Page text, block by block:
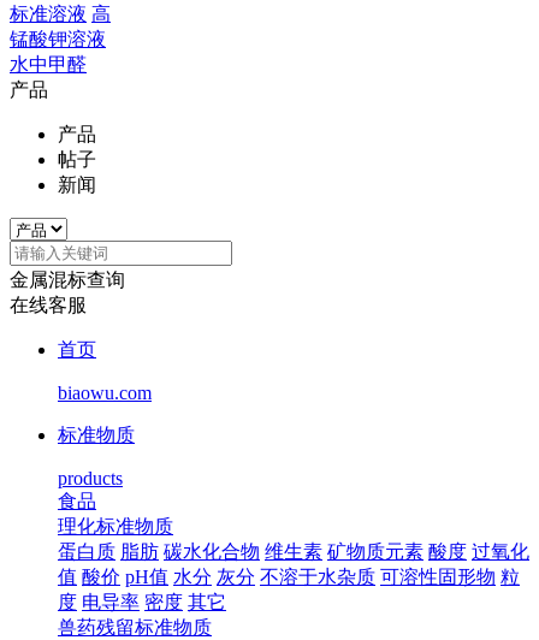
标准溶液 高
锰酸钾溶液
水中甲醛
产品
产品
帖子
新闻
金属混标查询
在线客服
首页
biaowu.com
标准物质
products
食品
理化标准物质
蛋白质 脂肪 碳水化合物 维生素 矿物质元素 酸度 过氧化
值 酸价 pH值 水分 灰分 不溶于水杂质 可溶性固形物 粒
度 电导率 密度 其它
兽药残留标准物质